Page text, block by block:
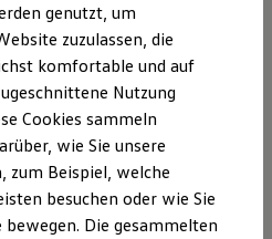
für Nutzfahrzeuge
genutzt, um
zuzulassen, die
komfortable und auf
Nutzung
Cookies sammeln
wie Sie unsere
zum Beispiel, welche
besuchen oder wie Sie
bewegen. Die gesammelten